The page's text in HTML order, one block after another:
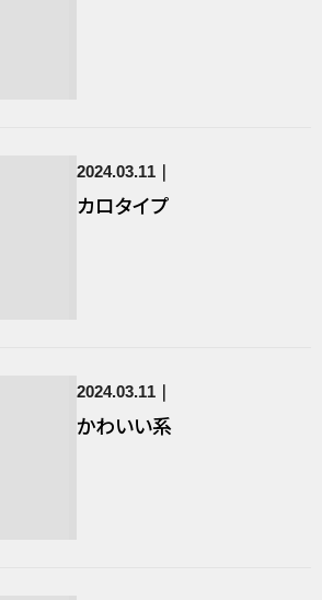
2024.03.11
カロタイプ
2024.03.11
かわいい系